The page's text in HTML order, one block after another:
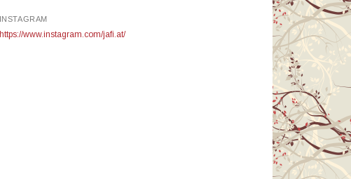
INSTAGRAM
https://www.instagram.com/jafi.at/